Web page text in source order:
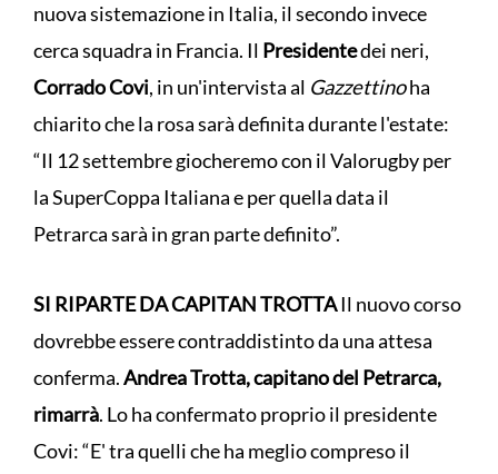
nuova sistemazione in Italia, il secondo invece
cerca squadra in Francia. Il Presidentedei neri,
Corrado Covi, in un'intervista al Gazzettinoha
chiarito che la rosa sarà definita durante l'estate:
“Il 12 settembre giocheremo con il Valorugby per
la SuperCoppa Italiana e per quella data il
Petrarca sarà in gran parte definito”.
SI RIPARTE DA CAPITAN TROTTAIl nuovo corso
dovrebbe essere contraddistinto da una attesa
conferma.Andrea Trotta, capitano del Petrarca,
rimarrà. Lo ha confermato proprio il presidente
Covi: “E' tra quelli che ha meglio compreso il